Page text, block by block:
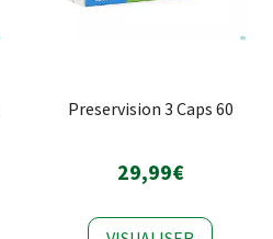
Preservision 3 Caps 60
29,99€